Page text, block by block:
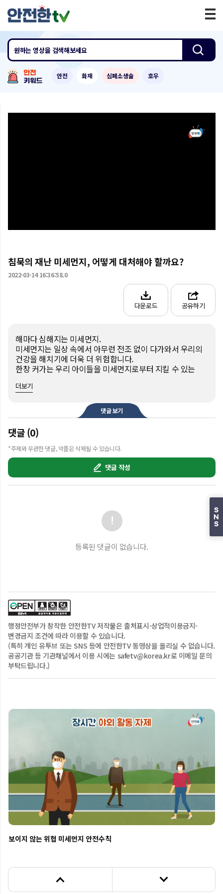
원하는 영상을 검색해보세요
안전 화재 심폐소생술 호우
S
N
S
침묵의 재난 미세먼지, 어떻게 대처해야 할까요?
2022-03-14 16:36:58.0
다운로드 공유하기
해마다 심해지는 미세먼지.
미세먼지는 일상 속에서 아무런 전조 없이 다가와서 우리의
건강을 해치기에 더욱 더 위험합니다.
한창 커가는 우리 아이들을 미세먼지로부터 지킬 수 있는
더보기
댓글 보기
댓글 (0)
*주제와 무관한 댓글, 악플은 삭제될 수 있습니다.
댓글 작성
등록된 댓글이 없습니다.
행정안전부가 창작한 안전한TV 저작물은출처표시-상업적이용금지-
변경금지 조건에 따라 이용할 수 있습니다.
(특히 개인 유투브 또는 SNS 등에 안전한TV 동영상을 올리실 수 없습니다.
공공기관 등 기관채널에서 이용 시에는 safetv@korea.kr로 이메일 문의
부탁드립니다.)
영화 인터스텔라를 통해 알아보는 미세먼지(황사) 발생 시 행동요령
보이지 않는 위협 미세먼지 안전수칙